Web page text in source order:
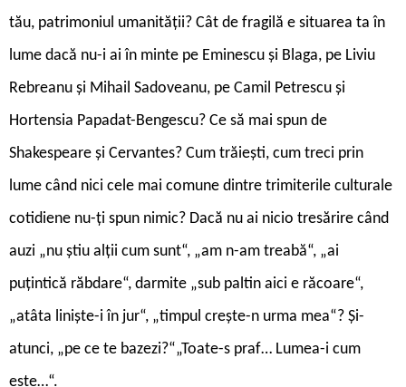
tău, patrimoniul umanității? Cât de fragilă e situarea ta în
lume dacă nu-i ai în minte pe Eminescu și Blaga, pe Liviu
Rebreanu și Mihail Sadoveanu, pe Camil Petrescu și
Hortensia Papadat-Bengescu? Ce să mai spun de
Shakespeare și Cervantes? Cum trăiești, cum treci prin
lume când nici cele mai comune dintre trimiterile culturale
cotidiene nu-ți spun nimic? Dacă nu ai nicio tresărire când
auzi „nu știu alții cum sunt“, „am n-am treabă“, „ai
puțintică răbdare“, darmite „sub paltin aici e răcoare“,
„atâta liniște-i în jur“, „timpul crește-n urma mea“? Și-
atunci, „pe ce te bazezi?“„Toate-s praf… Lumea-i cum
este…“.